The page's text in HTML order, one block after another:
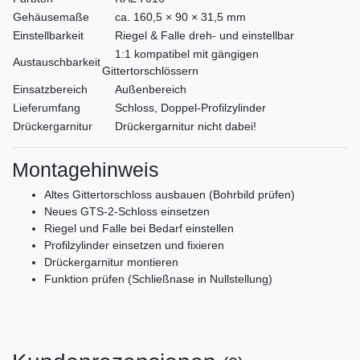
Gehäusemaße
ca. 160,5 × 90 × 31,5 mm
Einstellbarkeit
Riegel & Falle dreh- und einstellbar
Austauschbarkeit
1:1 kompatibel mit gängigen
Gittertorschlössern
Einsatzbereich
Außenbereich
Lieferumfang
Schloss, Doppel-Profilzylinder
Drückergarnitur
Drückergarnitur nicht dabei!
Montagehinweis
Altes Gittertorschloss ausbauen (Bohrbild prüfen)
Neues GTS-2-Schloss einsetzen
Riegel und Falle bei Bedarf einstellen
Profilzylinder einsetzen und fixieren
Drückergarnitur montieren
Funktion prüfen (Schließnase in Nullstellung)